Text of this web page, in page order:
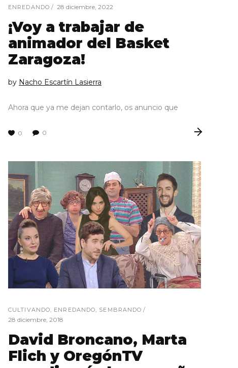
ENREDANDO 28 diciembre, 2022
¡Voy a trabajar de
animador del Basket
Zaragoza!
by Nacho Escartín Lasierra
Ahora que ya me dejan contarlo, os anuncio que
0 0
CULTIVANDO, ENREDANDO, SEMBRANDO
28 diciembre, 2018
David Broncano, Marta
Flich y OregónTV